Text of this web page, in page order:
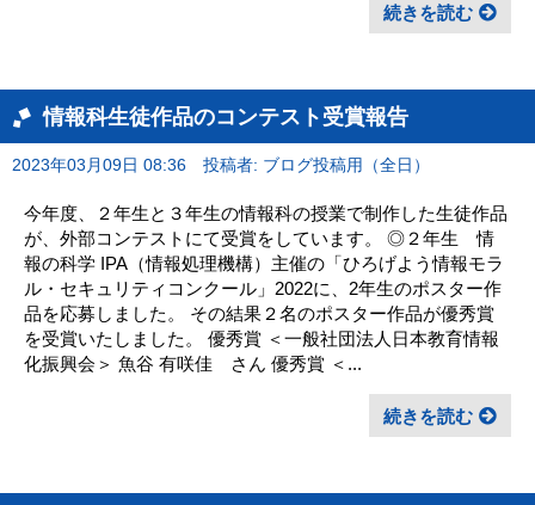
続きを読む
情報科生徒作品のコンテスト受賞報告
2023年03月09日 08:36 投稿者: ブログ投稿用（全日）
今年度、２年生と３年生の情報科の授業で制作した生徒作品
が、外部コンテストにて受賞をしています。 ◎２年生 情
報の科学 IPA（情報処理機構）主催の「ひろげよう情報モラ
ル・セキュリティコンクール」2022に、2年生のポスター作
品を応募しました。 その結果２名のポスター作品が優秀賞
を受賞いたしました。 優秀賞 ＜一般社団法人日本教育情報
化振興会＞ 魚谷 有咲佳 さん 優秀賞 ＜...
続きを読む